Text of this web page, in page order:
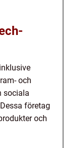
och
sociala
företag
och